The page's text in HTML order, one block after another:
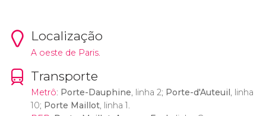
Localização
A oeste de Paris.
Transporte
Metrô: Porte-Dauphine, linha 2; Porte-d'Auteuil , linha
10; Porte Maillot, linha 1.